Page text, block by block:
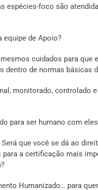
espécies-foco são
equipe de Apoio?
cuidados para que
dentro de normas básicas
monitorado, controlado
para ser humano com
que você se dá ao
a certificação mais
Humanizado… para